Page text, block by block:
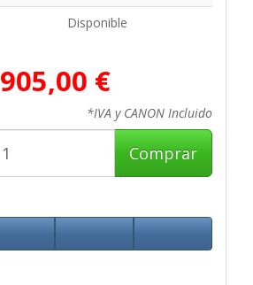
Disponible
905,00 €
*IVA y CANON Incluido
Comprar